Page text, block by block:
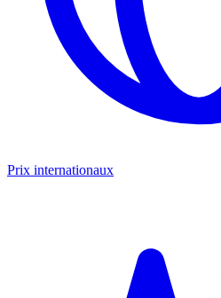
Prix internationaux